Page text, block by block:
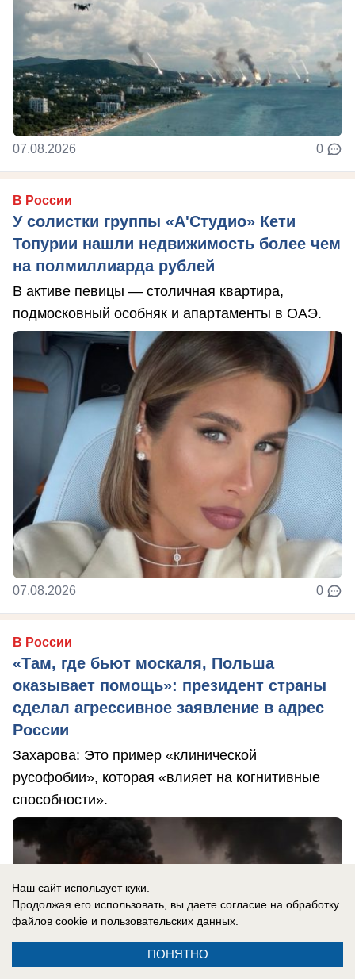
07.08.2026 0
В России
У солистки группы «А'Студио» Кети
Топурии нашли недвижимость более чем
на полмиллиарда рублей
В активе певицы — столичная квартира,
подмосковный особняк и апартаменты в ОАЭ.
07.08.2026 0
В России
«Там, где бьют москаля, Польша
оказывает помощь»: президент страны
сделал агрессивное заявление в адрес
России
Захарова: Это пример «клинической
русофобии», которая «влияет на когнитивные
способности».
Наш сайт использует куки.
Продолжая его использовать, вы даете согласие на обработку
файлов cookie и пользовательских данных.
ПОНЯТНО